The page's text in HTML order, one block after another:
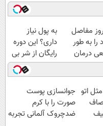
مفاصل
را به طور
درمان
به پول نیاز
داری؟ این دوره
رایگان از شر بی
پولی خلاصت
میکنه
اتو جوانسازی پوست
صورت را با کرم
ضدچروک آلمانی تجربه